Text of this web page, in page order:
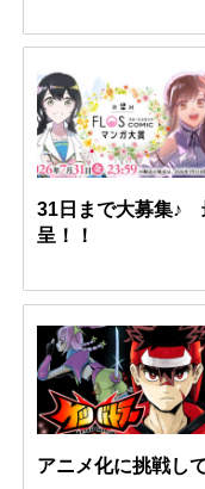
31日まで大募集♪
呈！！
アニメ化に挑戦し